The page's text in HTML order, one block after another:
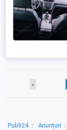
‹
Publi24 Anunțuri